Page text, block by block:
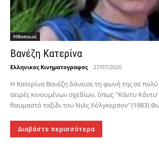
Hθοποιοί
Βανέζη Κατερίνα
Ελληνικος Κινηματογραφος - 27/07/2020
Η Κατερίνα Βανέζη δάνεισε τη φωνή της σε
σειρές κινουμένων σχεδίων, όπως ''Κάντυ
θαυμαστό ταξίδι του Νιλς
Διαβάστε περισσότερα